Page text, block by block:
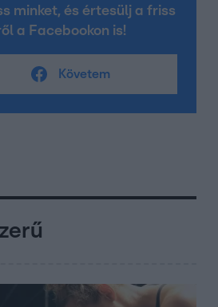
minket, és értesülj a friss
a Facebookon is!
Követem